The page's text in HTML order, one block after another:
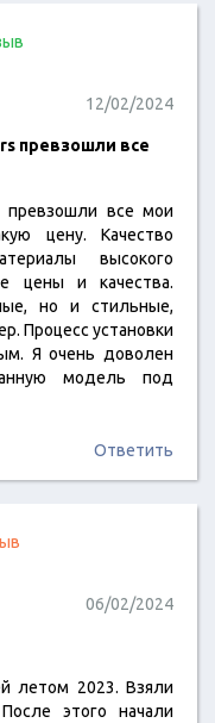
12/02/2024
превзошли все
все мои
цену. Качество
высокого
цены и качества.
но и стильные,
Процесс установки
Я очень доволен
модель под
Ответить
06/02/2024
летом 2023. Взяли
этого начали